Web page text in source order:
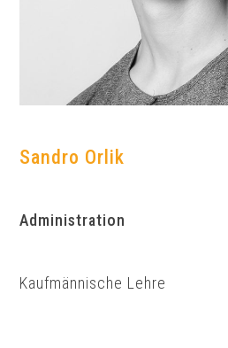
Sandro Orlik
Administration
Kaufmännische Lehre